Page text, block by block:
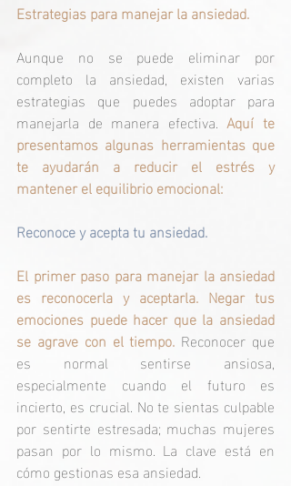
Estrategias para manejar la ansiedad.
Aunque no se puede eliminar por
completo la ansiedad, existen varias
estrategias que puedes adoptar para
manejarla de manera efectiva. Aquí te
presentamos algunas herramientas que
te ayudarán a reducir el estrés y
mantener el equilibrio emocional:
Reconoce y acepta tu ansiedad.
El primer paso para manejar la ansiedad
es reconocerla y aceptarla. Negar tus
emociones puede hacer que la ansiedad
se agrave con el tiempo. Reconocer que
es normal sentirse ansiosa,
especialmente cuando el futuro es
incierto, es crucial. No te sientas culpable
por sentirte estresada; muchas mujeres
pasan por lo mismo. La clave está en
cómo gestionas esa ansiedad.